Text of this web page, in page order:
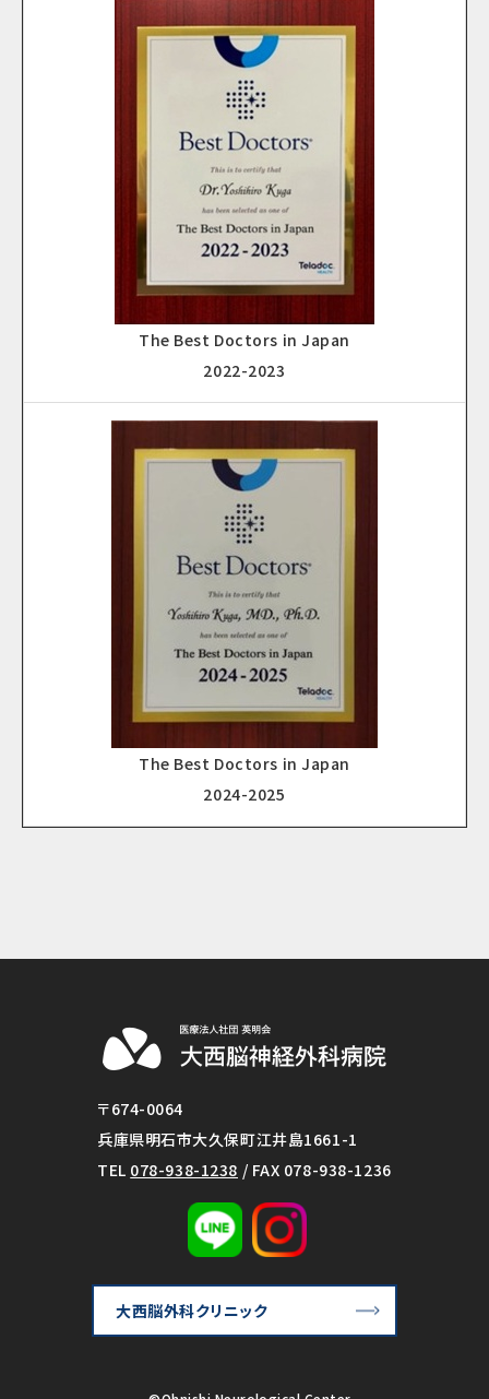
The Best Doctors in Japan
2022-2023
The Best Doctors in Japan
2024-2025
〒674-0064
兵庫県明石市大久保町江井島1661-1
TEL 078-938-1238 / FAX 078-938-1236
大西脳外科クリニック